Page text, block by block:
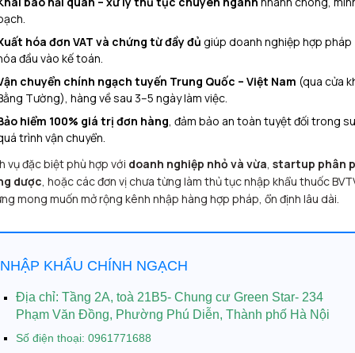
hóa đơn VAT và chứng từ đầy đủ giúp doanh nghiệp hợp pháp
đầu vào kế toán.
chuyển chính ngạch tuyến Trung Quốc – Việt Nam (qua cửa
Tường), hàng về sau 3–5 ngày làm việc.
hiểm 100% giá trị đơn hàng , đảm bảo an toàn tuyệt đối trong
trình vận chuyển.
vụ đặc biệt phù hợp với doanh nghiệp nhỏ và vừa startup phân
dược , hoặc các đơn vị chưa từng làm thủ tục nhập khẩu thuốc
mong muốn mở rộng kênh nhập hàng hợp pháp, ổn định lâu dài.
NHẬP KHẨU CHÍNH NGẠCH
Địa chỉ: Tầng 2A, toà 21B5- Chung cư Green Star- 234
Phạm Văn Đồng, Phường Phú Diễn, Thành phố Hà Nội
Số điện thoại: 0961771688